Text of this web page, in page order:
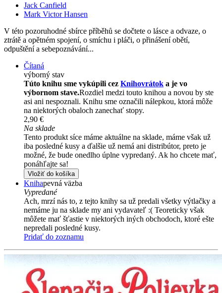
Jack Canfield
Mark Victor Hansen
V této pozoruhodné sbírce příběhů se dočtete o lásce a odvaze, o
ztrátě a opětném spojení, o smíchu i pláči, o přinášení obětí,
odpuštění a sebepoznávání...
Čítaná
výborný stav
Túto knihu sme vykúpili cez Knihovrátok a je vo
výbornom stave.Rozdiel medzi touto knihou a novou by ste
asi ani nespoznali. Knihu sme označili nálepkou, ktorá môže
na niektorých obaloch zanechať stopy.
2,90 €
Na sklade
Tento produkt síce máme aktuálne na sklade, máme však už
iba posledné kusy a ďalšie už nemá ani distribútor, preto je
možné, že bude onedlho úplne vypredaný. Ak ho chcete mať,
ponáhľajte sa!
Vložiť do košíka
Knihapevná väzba
Vypredané
Ach, mrzí nás to, z tejto knihy sa už predali všetky výtlačky a
nemáme ju na sklade my ani vydavateľ :( Teoreticky však
môžete mať šťastie v niektorých iných obchodoch, ktoré ešte
nepredali posledné kusy.
Pridať do zoznamu